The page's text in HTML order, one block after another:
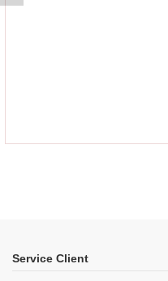
Service Client